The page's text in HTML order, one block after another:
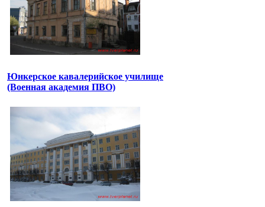
Юнкерское кавалерийское училище
(Военная академия ПВО)